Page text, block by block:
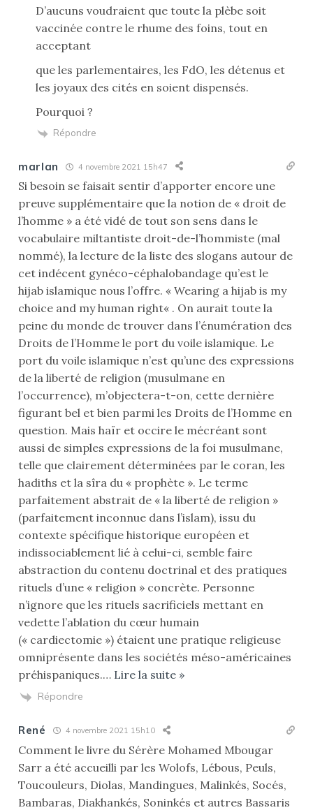
D’aucuns voudraient que toute la plèbe soit
vaccinée contre le rhume des foins, tout en
acceptant
que les parlementaires, les FdO, les détenus et
les joyaux des cités en soient dispensés.
Pourquoi ?
Répondre
marlan 4 novembre 2021 15h47
Si besoin se faisait sentir d’apporter encore une
preuve supplémentaire que la notion de « droit de
l’homme » a été vidé de tout son sens dans le
vocabulaire miltantiste droit-de-l’hommiste (mal
nommé), la lecture de la liste des slogans autour de
cet indécent gynéco-céphalobandage qu’est le
hijab islamique nous l’offre. « Wearing a hijab is my
choice and my human right« . On aurait toute la
peine du monde de trouver dans l’énumération des
Droits de l’Homme le port du voile islamique. Le
port du voile islamique n’est qu’une des expressions
de la liberté de religion (musulmane en
l’occurrence), m’objectera-t-on, cette dernière
figurant bel et bien parmi les Droits de l’Homme en
question. Mais haïr et occire le mécréant sont
aussi de simples expressions de la foi musulmane,
telle que clairement déterminées par le coran, les
hadiths et la sîra du « prophète ». Le terme
parfaitement abstrait de « la liberté de religion »
(parfaitement inconnue dans l’islam), issu du
contexte spécifique historique européen et
indissociablement lié à celui-ci, semble faire
abstraction du contenu doctrinal et des pratiques
rituels d’une « religion » concrète. Personne
n’ignore que les rituels sacrificiels mettant en
vedette l’ablation du cœur humain
(« cardiectomie ») étaient une pratique religieuse
omniprésente dans les sociétés méso-américaines
préhispaniques.… Lire la suite »
Répondre
René 4 novembre 2021 15h10
Comment le livre du Sérère Mohamed Mbougar
Sarr a été accueilli par les Wolofs, Lébous, Peuls,
Toucouleurs, Diolas, Mandingues, Malinkés, Socés,
Bambaras, Diakhankés, Soninkés et autres Bassaris